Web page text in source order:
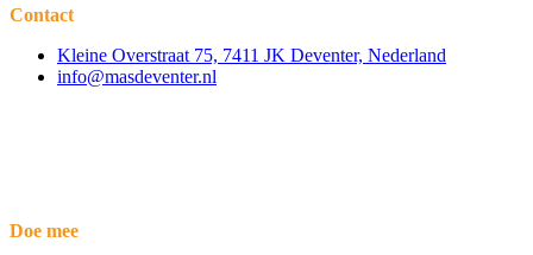
Contact
Kleine Overstraat 75, 7411 JK Deventer, Nederland
info@masdeventer.nl
Doe mee